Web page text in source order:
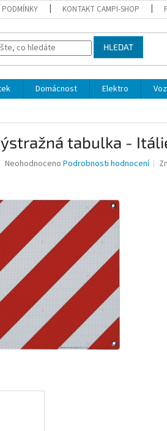
KONTAKT CAMPI-SHOP
HLEDAT
Domácnost Elektro
tabulka -
Průměrné
je
0,0
z
5
hvězdiček.
Neohodnoceno Podrobnosti hodnocení